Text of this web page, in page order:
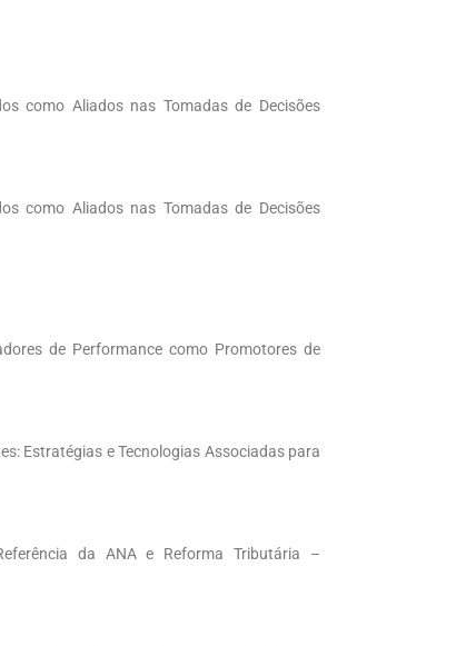
como Aliados nas Tomadas de Decisões
como Aliados nas Tomadas de Decisões
de Performance como Promotores de
Estratégias e Tecnologias Associadas para
da ANA e Reforma Tributária –